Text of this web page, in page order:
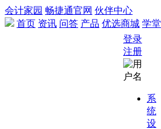
会计家园 畅捷通官网 伙伴中心
首页 资讯 问答 产品 优选商城 学堂
登录
注册
系
统
设